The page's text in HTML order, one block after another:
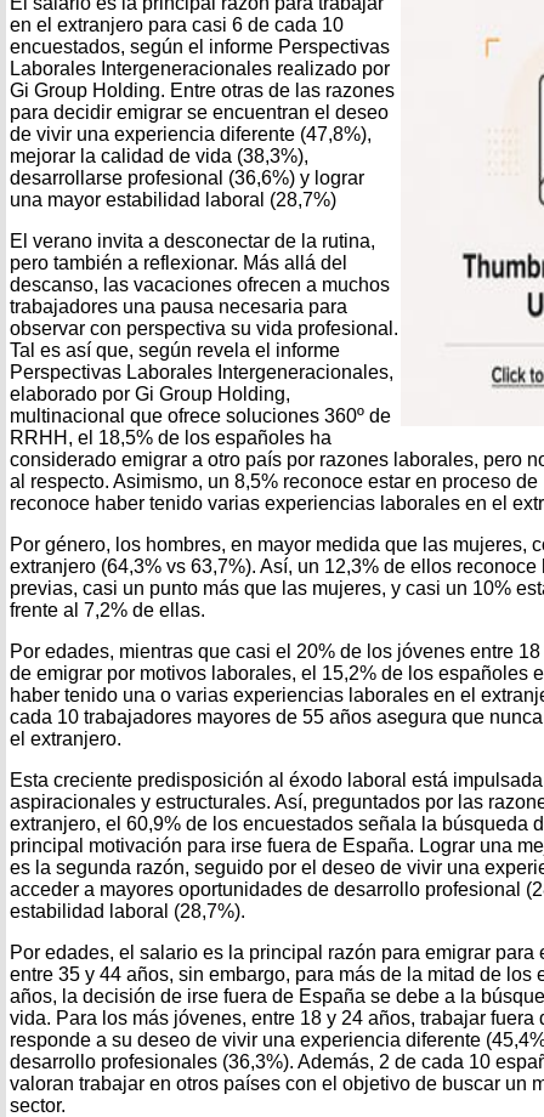
en el extranjero para casi 6 de cada 10
encuestados, según el informe Perspectivas
Laborales Intergeneracionales realizado por
Gi Group Holding. Entre otras de las razones
para decidir emigrar se encuentran el deseo
de vivir una experiencia diferente (47,8%),
mejorar la calidad de vida (38,3%),
desarrollarse profesional (36,6%) y lograr
una mayor estabilidad laboral (28,7%)
El verano invita a desconectar de la rutina,
pero también a reflexionar. Más allá del
descanso, las vacaciones ofrecen a muchos
trabajadores una pausa necesaria para
observar con perspectiva su vida profesional.
Tal es así que, según revela el informe
Perspectivas Laborales Intergeneracionales,
elaborado por Gi Group Holding,
multinacional que ofrece soluciones 360º de
RRHH, el 18,5% de los españoles ha
considerado emigrar a otro país por razones laborales, pero
al respecto. Asimismo, un 8,5% reconoce estar en proceso
reconoce haber tenido varias experiencias laborales en el
Por género, los hombres, en mayor medida que las mujeres,
extranjero (64,3% vs 63,7%). Así, un 12,3% de ellos
previas, casi un punto más que las mujeres, y casi un 10%
frente al 7,2% de ellas.
Por edades, mientras que casi el 20% de los jóvenes entre
de emigrar por motivos laborales, el 15,2% de los españoles
haber tenido una o varias experiencias laborales en el
cada 10 trabajadores mayores de 55 años asegura que
el extranjero.
Esta creciente predisposición al éxodo laboral está
aspiracionales y estructurales. Así, preguntados por las
extranjero, el 60,9% de los encuestados señala la búsqueda
principal motivación para irse fuera de España. Lograr una
es la segunda razón, seguido por el deseo de vivir una
acceder a mayores oportunidades de desarrollo profesional
estabilidad laboral (28,7%).
Por edades, el salario es la principal razón para emigrar para
entre 35 y 44 años, sin embargo, para más de la mitad de los
años, la decisión de irse fuera de España se debe a la
vida. Para los más jóvenes, entre 18 y 24 años, trabajar fuera
responde a su deseo de vivir una experiencia diferente
desarrollo profesionales (36,3%). Además, 2 de cada 10
valoran trabajar en otros países con el objetivo de buscar un
sector.